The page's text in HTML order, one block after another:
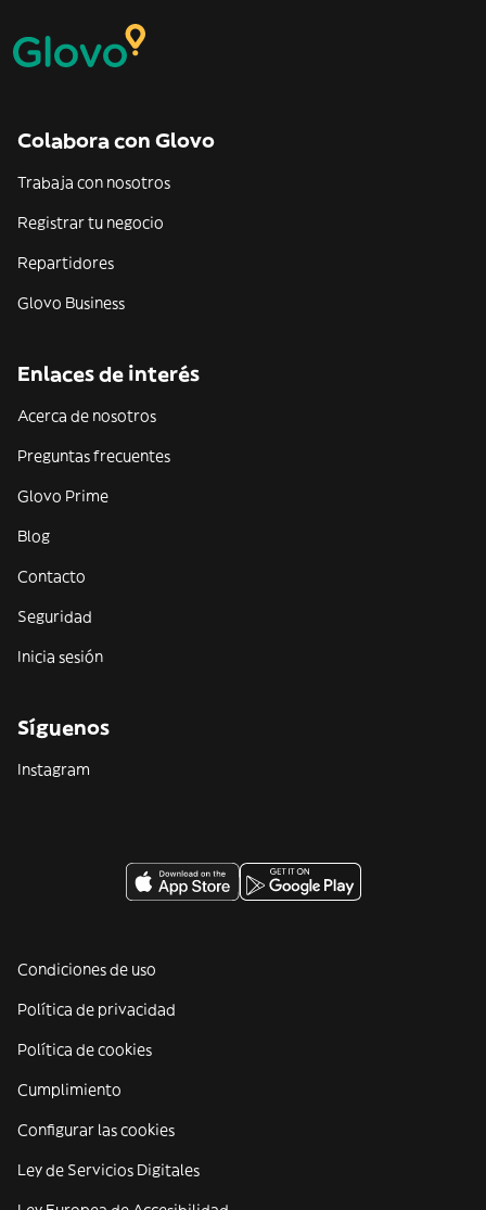
Colabora con Glovo
Trabaja con nosotros
Registrar tu negocio
Repartidores
Glovo Business
Enlaces de interés
Acerca de nosotros
Preguntas frecuentes
Glovo Prime
Blog
Contacto
Seguridad
Inicia sesión
Síguenos
Instagram
Condiciones de uso
Política de privacidad
Política de cookies
Cumplimiento
Configurar las cookies
Ley de Servicios Digitales